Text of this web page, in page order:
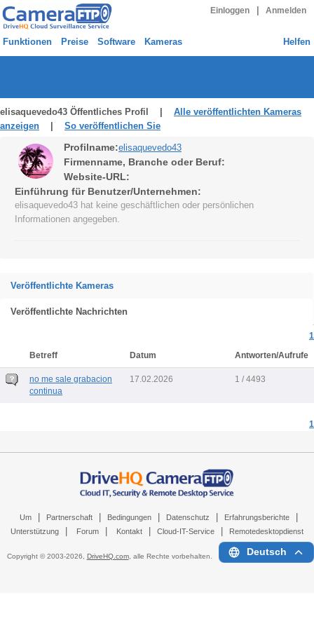
Einloggen Anmelden
Funktionen Preise Software Kameras Helfen
elisaquevedo43 Öffentliches Profil | Alle veröffentlichten Kameras
anzeigen
So veröffentlichen Sie
Profilname:elisaquevedo43
Firmenname, Branche oder Beruf:
Website-URL:
Einführung für Benutzer/Unternehmen:
elisaquevedo43 hat keine geschäftlichen oder persönlichen
Informationen angegeben.
Veröffentlichte Kameras
Veröffentlichte Nachrichten
1
Betreff
Datum Antworten/Aufrufe
no me sale grabacion
continua
17.02.2026 1 / 4493
1
Um Partnerschaft Bedingungen Datenschutz Erfahrungsberichte
Unterstützung Forum Kontakt Cloud-IT-Service Remotedesktopdienst
Copyright © 2003-2026, DriveHQ.com, alle Rechte vorbehalten. Deutsch